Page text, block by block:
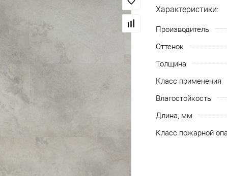
Характеристики:
Производитель
Оттенок
Толщина
Класс применения
Влагостойкость
Длина, мм
Класс пожарной